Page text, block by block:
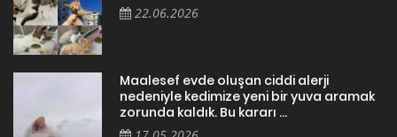
22.06.2026
Maalesef evde oluşan ciddi alerji
nedeniyle kedimize yeni bir yuva aramak
zorunda kaldık. Bu kararı ...